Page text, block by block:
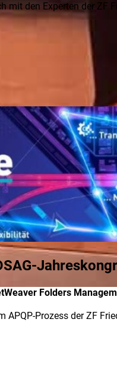
mit den Experten der ZF
Folders
APQP-Prozess der ZF